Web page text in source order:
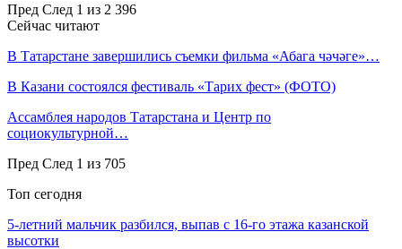
Пред След 1 из 2 396
Сейчас читают
В Татарстане завершились съемки фильма «Абага чәчәге»…
В Казани состоялся фестиваль «Тарих фест» (ФОТО)
Ассамблея народов Татарстана и Центр по
социокультурной…
Пред След 1 из 705
Топ сегодня
5-летний мальчик разбился, выпав с 16-го этажа казанской
высотки